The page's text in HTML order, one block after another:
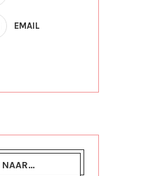
EMAIL
NAAR…